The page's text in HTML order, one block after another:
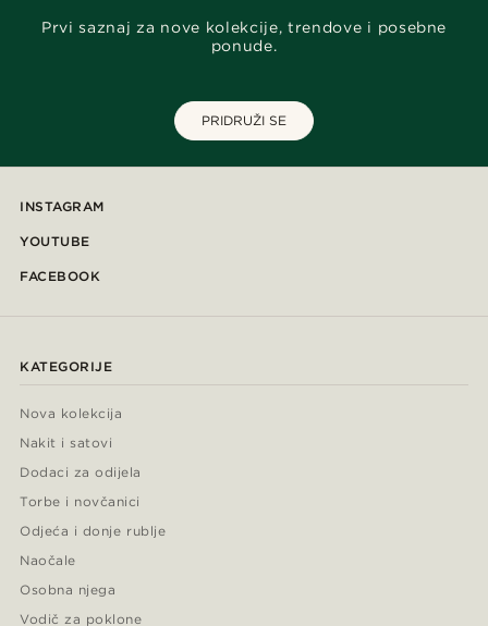
Prvi saznaj za nove kolekcije, trendove i posebne
ponude.
PRIDRUŽI SE
INSTAGRAM
YOUTUBE
FACEBOOK
KATEGORIJE
Nova kolekcija
Nakit i satovi
Dodaci za odijela
Torbe i novčanici
Odjeća i donje rublje
Naočale
Osobna njega
Vodič za poklone